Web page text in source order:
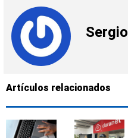
Sergio
Artículos relacionados